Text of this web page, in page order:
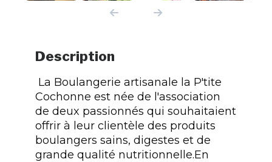
Description
La Boulangerie artisanale la P'tite
Cochonne est née de l'association
de deux passionnés qui souhaitaient
offrir à leur clientèle des produits
boulangers sains, digestes et de
grande qualité nutritionnelle.En